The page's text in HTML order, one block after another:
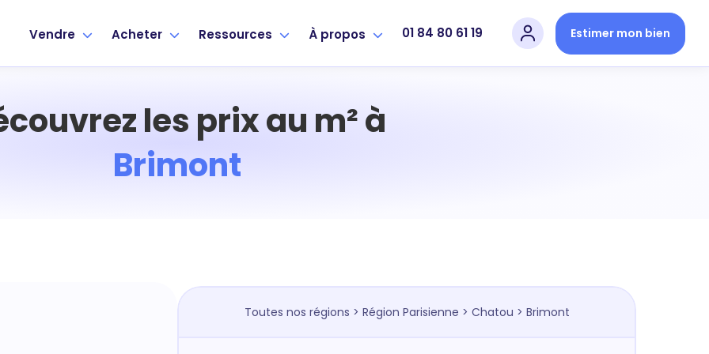
Vendre Acheter Ressources À propos 01 84 80 61 19 Estimer mon bien
les prix au m² à
Brimont
Toutes nos régions > Région Parisienne > Chatou > Brimont